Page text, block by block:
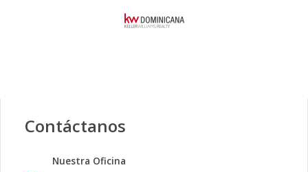
Contáctanos
Nuestra Oficina